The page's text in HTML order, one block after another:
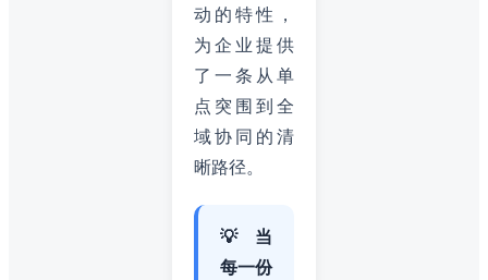
动的特性，
为企业提供
了一条从单
点突围到全
域协同的清
晰路径。
💡 当
每一份